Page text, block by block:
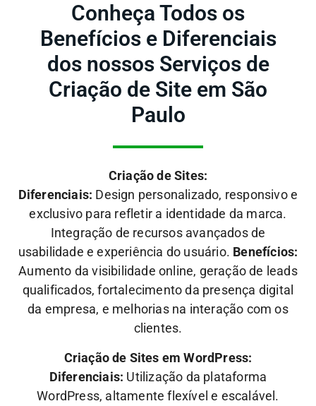
Conheça Todos os
Benefícios e Diferenciais
dos nossos Serviços de
Criação de Site em São
Paulo
Criação de Sites:
Diferenciais: Design personalizado, responsivo e
exclusivo para refletir a identidade da marca.
Integração de recursos avançados de
usabilidade e experiência do usuário. Benefícios:
Aumento da visibilidade online, geração de leads
qualificados, fortalecimento da presença digital
da empresa, e melhorias na interação com os
clientes.
Criação de Sites em WordPress:
Diferenciais: Utilização da plataforma
WordPress, altamente flexível e escalável.